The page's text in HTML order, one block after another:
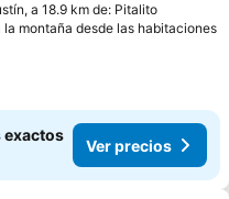
a 18.9 km de: Pitalito
la montaña desde las habitaciones
exactos
Ver precios